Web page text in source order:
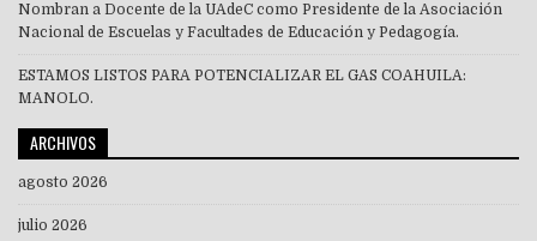
Nombran a Docente de la UAdeC como Presidente de la Asociación
Nacional de Escuelas y Facultades de Educación y Pedagogía.
ESTAMOS LISTOS PARA POTENCIALIZAR EL GAS COAHUILA:
MANOLO.
ARCHIVOS
agosto 2026
julio 2026